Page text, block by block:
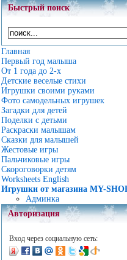
Быстрый поиск
Главная
Первый год малыша
От 1 года до 2-х
Детские веселые стихи
Игрушки своими руками
Фото самодельных игрушек
Загадки для детей
Поделки с детьми
Раскраски малышам
Сказки для малышей
Жестовые игры
Пальчиковые игры
Скороговорки детям
Worksheets English
Игрушки от магазина MY-
Админка
Авторизация
Вход через социальную сеть: